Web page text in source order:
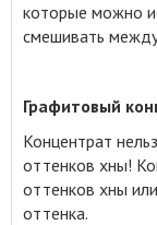
которые можно
смешивать
Графитовый
Концентрат
оттенков хны!
оттенков хны
оттенка.